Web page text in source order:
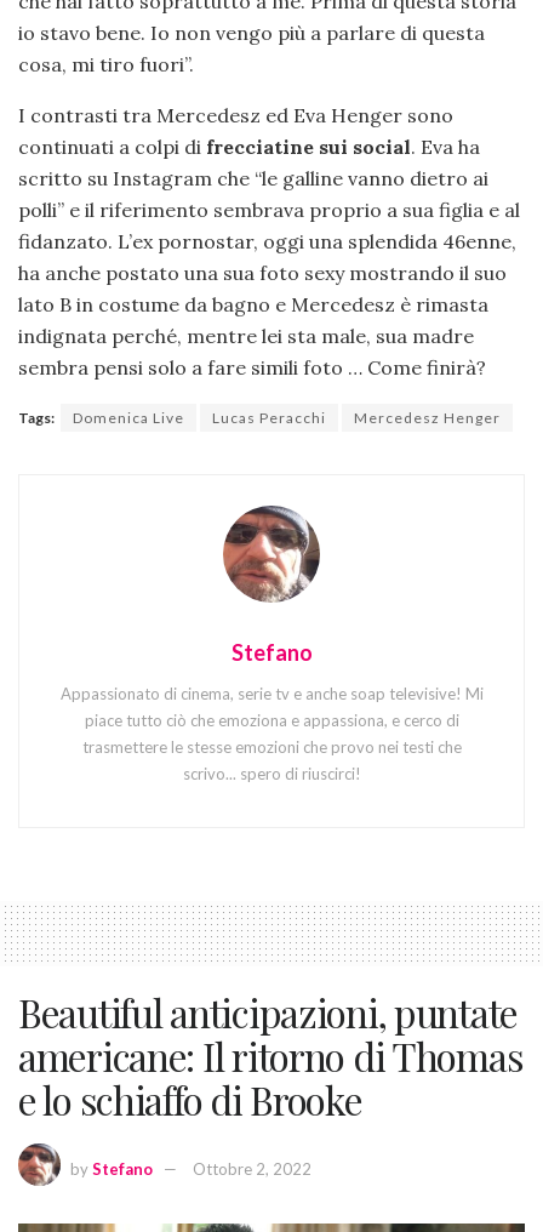
io stavo bene. Io non vengo più a parlare di questa
cosa, mi tiro fuori”.
I contrasti tra Mercedesz ed Eva Henger sono
continuati a colpi di frecciatine sui social. Eva ha
scritto su Instagram che “le galline vanno dietro ai
polli” e il riferimento sembrava proprio a sua figlia e al
fidanzato. L’ex pornostar, oggi una splendida 46enne,
ha anche postato una sua foto sexy mostrando il suo
lato B in costume da bagno e Mercedesz è rimasta
indignata perché, mentre lei sta male, sua madre
sembra pensi solo a fare simili foto … Come finirà?
Tags: Domenica Live Lucas Peracchi Mercedesz Henger
Stefano
Appassionato di cinema, serie tv e anche soap televisive! Mi
piace tutto ciò che emoziona e appassiona, e cerco di
trasmettere le stesse emozioni che provo nei testi che
scrivo... spero di riuscirci!
Beautiful anticipazioni, puntate
americane: Il ritorno di Thomas
e lo schiaffo di Brooke
byStefano Ottobre 2, 2022